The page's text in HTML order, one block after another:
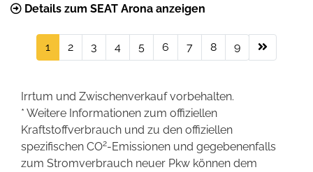
Details zum SEAT Arona anzeigen
1 2 3 4 5 6 7 8 9
Irrtum und Zwischenverkauf vorbehalten.
* Weitere Informationen zum offiziellen
Kraftstoffverbrauch und zu den offiziellen
spezifischen CO2-Emissionen und gegebenenfalls
zum Stromverbrauch neuer Pkw können dem